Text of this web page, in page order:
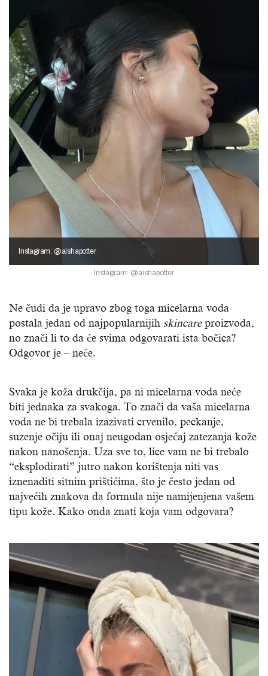
Instagram: @aishapotter
Instagram: @aishapotter
Ne čudi da je upravo zbog toga micelarna voda
postala jedan od najpopularnijih skincareproizvoda,
no znači li to da će svima odgovarati ista bočica?
Odgovor je – neće.
Svaka je koža drukčija, pa ni micelarna voda neće
biti jednaka za svakoga. To znači da vaša micelarna
voda ne bi trebala izazivati crvenilo, peckanje,
suzenje očiju ili onaj neugodan osjećaj zatezanja kože
nakon nanošenja. Uza sve to, lice vam ne bi trebalo
“eksplodirati” jutro nakon korištenja niti vas
iznenaditi sitnim prištićima, što je često jedan od
najvećih znakova da formula nije namijenjena vašem
tipu kože. Kako onda znati koja vam odgovara?